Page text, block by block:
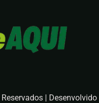
| Desenvolvido